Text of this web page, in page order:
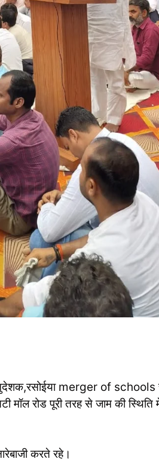
अनुदेशक,रसोईया merger of
रोड पूरी तरह से जाम की स्थिति
करते रहे।